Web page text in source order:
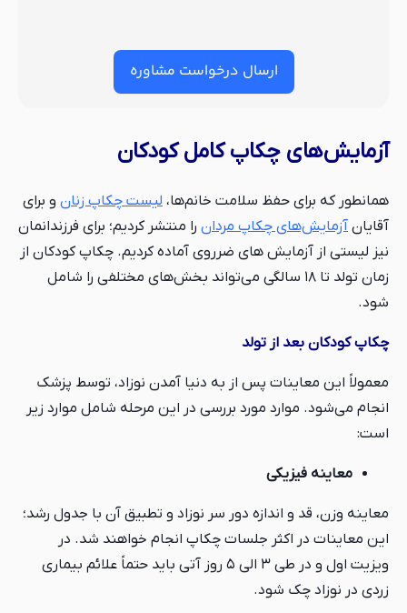
ارسال درخواست مشاوره
آزمایش‌های چکاپ کامل کودکان
همانطور که برای حفظ سلامت خانم‌‌ها، لیست چکاپ زنان و برای
آقایان آزمایش‌های چکاپ مردان را منتشر کردیم؛ برای فرزندانمان
نیز لیستی از آزمایش های ضرروی آماده کردیم. چکاپ کودکان از
زمان تولد تا ۱۸ سالگی می‌تواند بخش‌های مختلفی را شامل
شود.
چکاپ کودکان بعد از تولد
معمولاً این معاینات پس از به دنیا آمدن نوزاد، توسط پزشک
انجام می‌شود. موارد مورد بررسی در این مرحله شامل موارد زیر
است:
معاینه فیزیکی
معاینه وزن، قد و اندازه دور سر نوزاد و تطبیق آن با جدول رشد؛
این معاینات در اکثر جلسات چکاپ انجام خواهند شد. در
ویزیت اول و در طی ۳ الی ۵ روز آتی باید حتماً علائم بیماری
زردی در نوزاد چک شود.